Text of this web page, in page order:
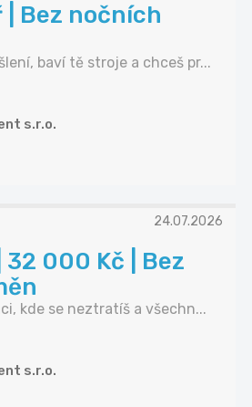
| Bez nočních
baví tě stroje a chceš pr...
s.r.o.
24.07.2026
32 000 Kč | Bez
kde se neztratíš a všechn...
s.r.o.